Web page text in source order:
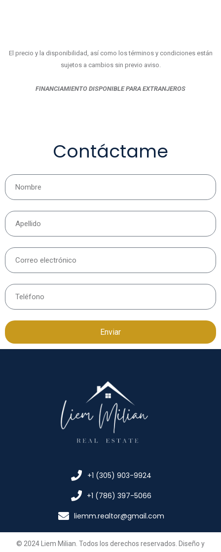
El precio y la disponibilidad, así como los términos y condiciones están
sujetos a cambios sin previo aviso.
FINANCIAMIENTO DISPONIBLE PARA EXTRANJEROS
Contáctame
Enviar
+1 (305) 903-9924
+1 (786) 397-5066
liemm.realtor@gmail.com
© 2024 Liem Milian. Todos los derechos reservados. Diseño y